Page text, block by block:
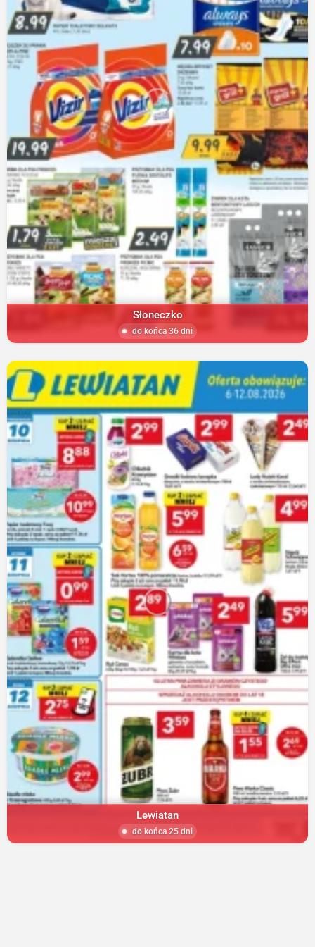
Słoneczko
do końca 36 dni
Lewiatan
do końca 25 dni